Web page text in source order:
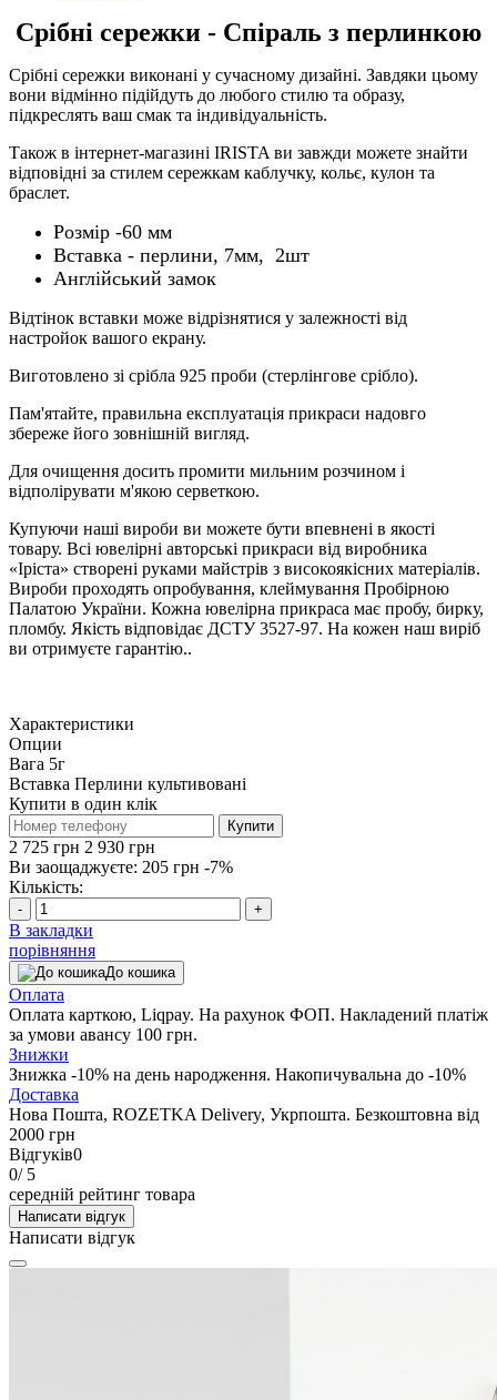
Срібні сережки - Спіраль з перлинкою
Срібні сережки виконані у сучасному дизайні. Завдяки цьому
вони відмінно підійдуть до любого стилю та образу,
підкреслять ваш смак та індивідуальність.
Також в інтернет-магазині IRISTA ви завжди можете знайти
відповідні за стилем сережкам каблучку, кольє, кулон та
браслет.
Розмір -60 мм
Вставка - перлини, 7мм, 2шт
Англійський замок
Відтінок вставки може відрізнятися у залежності від
настройок вашого екрану.
Виготовлено зі срібла 925 проби (стерлінгове срібло).
Пам'ятайте, правильна експлуатація прикраси надовго
збереже його зовнішній вигляд.
Для очищення досить промити мильним розчином і
відполірувати м'якою серветкою.
Купуючи наші вироби ви можете бути впевнені в якості
товару. Всі ювелірні авторські прикраси від виробника
«Іріста» створені руками майстрів з високоякісних матеріалів.
Вироби проходять опробування, клеймування Пробірною
Палатою України. Кожна ювелірна прикраса має пробу, бирку,
пломбу. Якість відповідає ДСТУ 3527-97. На кожен наш виріб
ви отримуєте гарантію..
Характеристики
Опции
Вага 5г
Вставка Перлини культивовані
Купити в один клік
Купити
2 725 грн 2 930 грн
Ви заощаджуєте: 205 грн -7%
Кількість:
- +
В закладки
порівняння
До кошика
Оплата
Оплата карткою, Liqpay. На рахунок ФОП. Накладений платіж
за умови авансу 100 грн.
Знижки
Знижка -10% на день народження. Накопичувальна до -10%
Доставка
Нова Пошта, ROZETKA Delivery, Укрпошта. Безкоштовна від
2000 грн
Відгуків0
0/ 5
середній рейтинг товара
Написати відгук
Написати відгук